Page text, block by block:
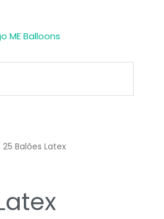
ME Balloons
25 Balões Latex